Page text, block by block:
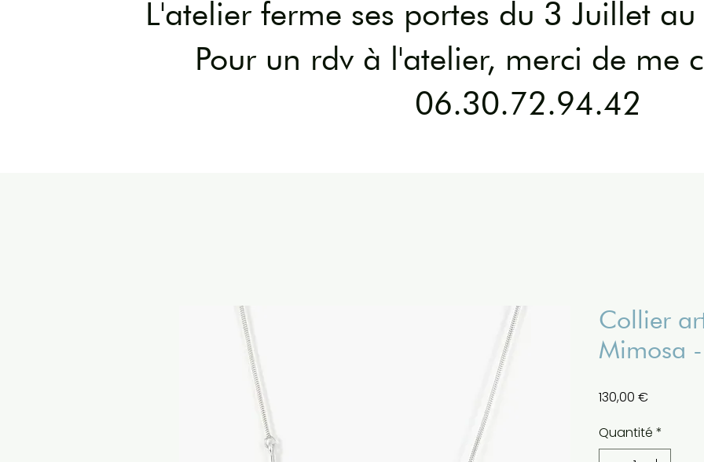
L'atelier ferme ses portes du 3 Juillet
Pour un rdv à l'atelier, merci de me
06.30.72.94.42
Collier
Mimosa
130,00 €Prix
Quantité *